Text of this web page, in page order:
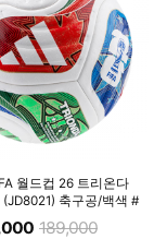
월드컵 26 트리온다
(JD8021) 축구공/백색 #
189,000